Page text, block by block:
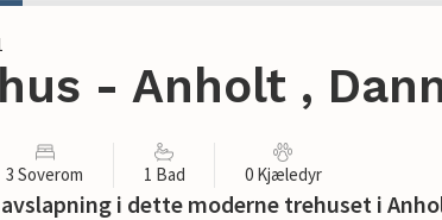
- Anholt ,
3 Soverom 1 Bad 0 Kjæledyr
i dette moderne trehuset i